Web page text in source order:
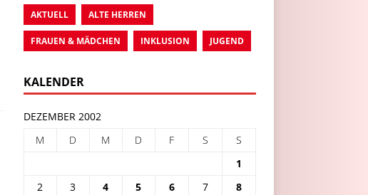
AKTUELL ALTE HERREN
FRAUEN & MÄDCHEN INKLUSION JUGEND
KALENDER
DEZEMBER 2002
M
D M D F S
S
1
2
3 4 5 6 7 8